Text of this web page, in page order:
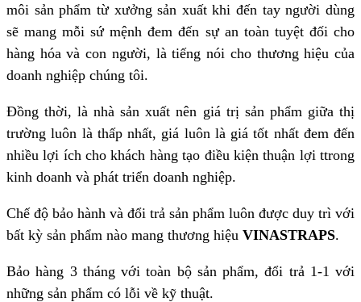
môi sản phẩm từ xưởng sản xuất khi đến tay người dùng
sẽ mang mỗi sứ mệnh đem đến sự an toàn tuyệt đối cho
hàng hóa và con người, là tiếng nói cho thương hiệu của
doanh nghiệp chúng tôi.
Đồng thời, là nhà sản xuất nên giá trị sản phẩm giữa thị
trường luôn là thấp nhất, giá luôn là giá tốt nhất đem đến
nhiều lợi ích cho khách hàng tạo điều kiện thuận lợi ttrong
kinh doanh và phát triển doanh nghiệp.
Chế độ bảo hành và đổi trả sản phẩm luôn được duy trì với
bất kỳ sản phẩm nào mang thương hiệu VINASTRAPS.
Bảo hàng 3 tháng với toàn bộ sản phẩm, đổi trả 1-1 với
những sản phẩm có lỗi về kỹ thuật.